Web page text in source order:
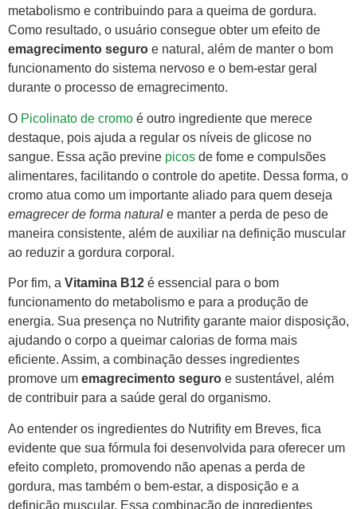
metabolismo e contribuindo para a queima de gordura.
Como resultado, o usuário consegue obter um efeito de
emagrecimento seguro e natural, além de manter o bom
funcionamento do sistema nervoso e o bem-estar geral
durante o processo de emagrecimento.
O Picolinato de cromo é outro ingrediente que merece
destaque, pois ajuda a regular os níveis de glicose no
sangue. Essa ação previne picos de fome e compulsões
alimentares, facilitando o controle do apetite. Dessa forma, o
cromo atua como um importante aliado para quem deseja
emagrecer de forma natural e manter a perda de peso de
maneira consistente, além de auxiliar na definição muscular
ao reduzir a gordura corporal.
Por fim, a Vitamina B12 é essencial para o bom
funcionamento do metabolismo e para a produção de
energia. Sua presença no Nutrifity garante maior disposição,
ajudando o corpo a queimar calorias de forma mais
eficiente. Assim, a combinação desses ingredientes
promove um emagrecimento seguro e sustentável, além
de contribuir para a saúde geral do organismo.
Ao entender os ingredientes do Nutrifity em Breves, fica
evidente que sua fórmula foi desenvolvida para oferecer um
efeito completo, promovendo não apenas a perda de
gordura, mas também o bem-estar, a disposição e a
definição muscular. Essa combinação de ingredientes